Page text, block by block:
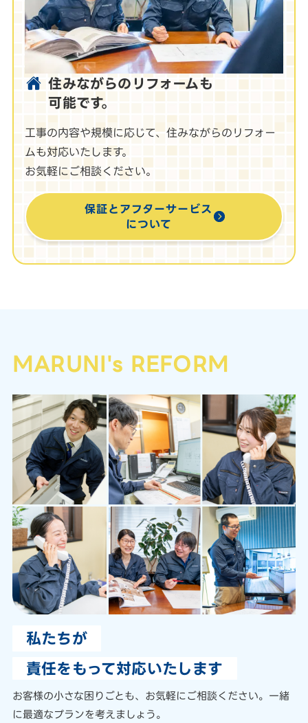
住みながらのリフォームも
可能です。
工事の内容や規模に応じて、住みながらのリフォー
ムも対応いたします。
お気軽にご相談ください。
保証とアフターサービス
について
MARUNI's REFORM
私たちが
責任をもって対応いたします
お客様の小さな困りごとも、 お気軽にご相談ください。 一緒
に最適なプランを考えましょう。